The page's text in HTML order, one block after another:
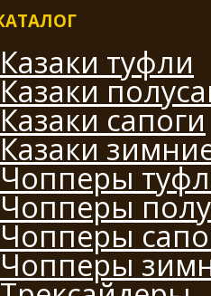
Казаки туфли
Казаки
Казаки сапоги
Казаки
Чопперы
Чопперы
Чопперы
Чопперы